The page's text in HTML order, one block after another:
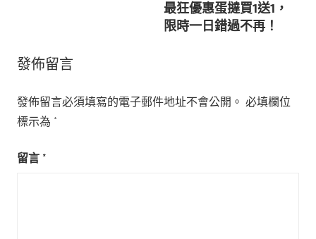
最狂優惠蛋撻買1送1，
限時一日錯過不再！
發佈留言
發佈留言必須填寫的電子郵件地址不會公開。 必填欄位
標示為 *
留言 *